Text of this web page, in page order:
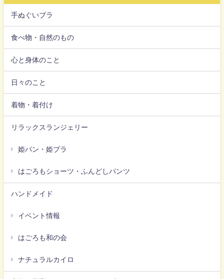
手ぬぐいブラ
食べ物・自然のもの
心と身体のこと
日々のこと
着物・着付け
リラックスランジェリー
姫パン・姫ブラ
はごろもショーツ・ふんどしパンツ
ハンドメイド
イベント情報
はごろも和の会
ナチュラルカイロ